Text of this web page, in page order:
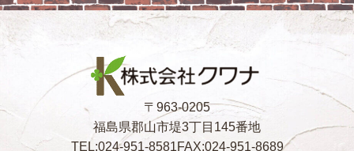
〒963-0205
福島県郡山市堤3丁目145番地
TEL:024-951-8581FAX:024-951-8689